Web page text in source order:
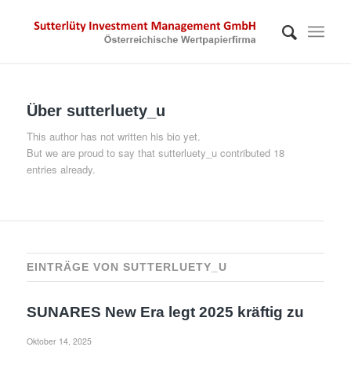
Über sutterluety_u
This author has not written his bio yet.
But we are proud to say that sutterluety_ucontributed 18
entries already.
EINTRÄGE VON SUTTERLUETY_U
SUNARES New Era legt 2025 kräftig zu
Oktober 14, 2025